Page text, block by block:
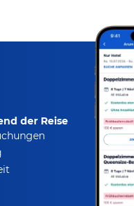
der Reise